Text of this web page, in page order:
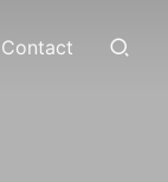
Contact